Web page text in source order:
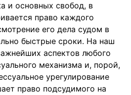
и основных свобод, в
право каждого
его дела судом в
быстрые сроки. На наш
аспектов любого
механизма и, порой,
урегулирование
право подсудимого на